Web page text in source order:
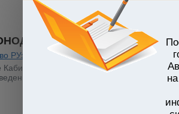
УЗБЕКИСТАНА
РУз Отдельные отрасли экономики
Министров Республики
физическими лицами и